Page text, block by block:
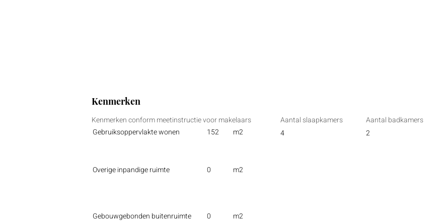
Kenmerken
Kenmerken conform meetinstructie voor makelaars
Gebruiksoppervlakte wonen
152 m2
Aantal slaapkamers
4
Aantal badkamers
2
Overige inpandige ruimte 0 m2
Gebouwgebonden buitenruimte
0
m2